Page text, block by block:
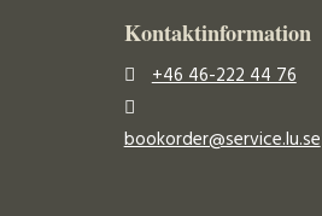
Kontaktinformation
+46 46-222 44 76
bookorder@service.lu.se